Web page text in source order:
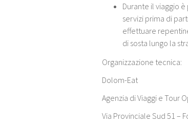
Durante il viaggio
servizi prima di
effettuare
di sosta lungo la
Organizzazione tecnica:
Dolom-Eat
Agenzia di Viaggi e Tour
Via Provinciale Sud 51 –